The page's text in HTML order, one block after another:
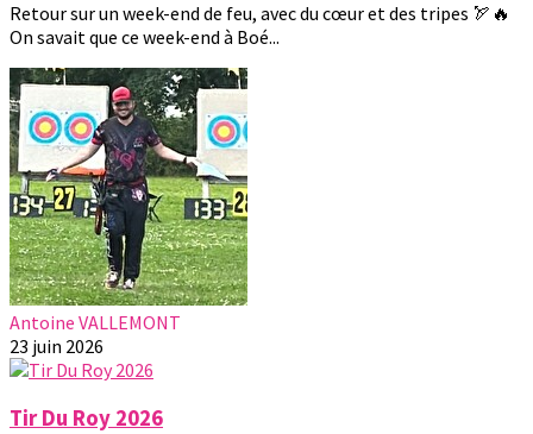
Retour sur un week-end de feu, avec du cœur et des tripes 🏹🔥
On savait que ce week-end à Boé...
Antoine VALLEMONT
23 juin 2026
Tir Du Roy 2026